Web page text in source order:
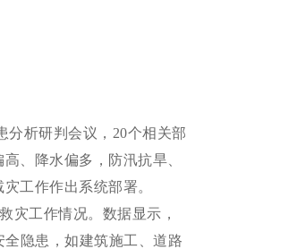
分析研判会议，20个相关部
高、降水偏多 ， 防汛抗旱
工作作出系统部署。
灾工作情况。数据显示，
隐患，如建筑施工、道路